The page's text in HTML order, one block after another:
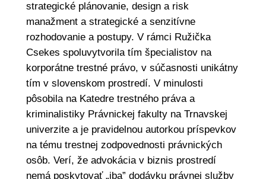
strategické plánovanie, design a risk
manažment a strategické a senzitívne
rozhodovanie a postupy. V rámci Ružička
Csekes spoluvytvorila tím špecialistov na
korporátne trestné právo, v súčasnosti unikátny
tím v slovenskom prostredí. V minulosti
pôsobila na Katedre trestného práva a
kriminalistiky Právnickej fakulty na Trnavskej
univerzite a je pravidelnou autorkou príspevkov
na tému trestnej zodpovednosti právnických
osôb. Verí, že advokácia v biznis prostredí
nemá poskytovať „iba” dodávku právnej služby